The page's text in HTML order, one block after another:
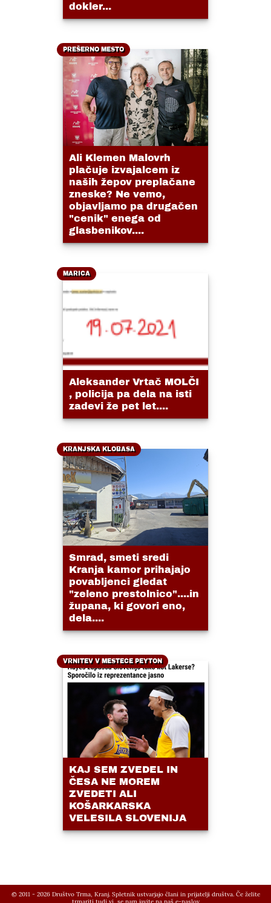
dokler...
PREŠERNO MESTO
Ali Klemen Malovrh
plačuje izvajalcem iz
naših žepov preplačane
zneske? Ne vemo,
objavljamo pa drugačen
"cenik" enega od
glasbenikov....
MARICA
Aleksander Vrtač MOLČI
, policija pa dela na isti
zadevi že pet let....
KRANJSKA KLOBASA
Smrad, smeti sredi
Kranja kamor prihajajo
povabljenci gledat
"zeleno prestolnico"....in
župana, ki govori eno,
dela....
VRNITEV V MESTECE PEYTON
KAJ SEM ZVEDEL IN
ČESA NE MOREM
ZVEDETI ALI
KOŠARKARSKA
VELESILA SLOVENIJA
© 2011 - 2026 Društvo Trma, Kranj. Spletnik ustvarjajo člani in prijatelji društva. Če želite